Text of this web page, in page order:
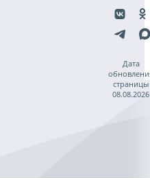
Дата
страницы
08.08.2026